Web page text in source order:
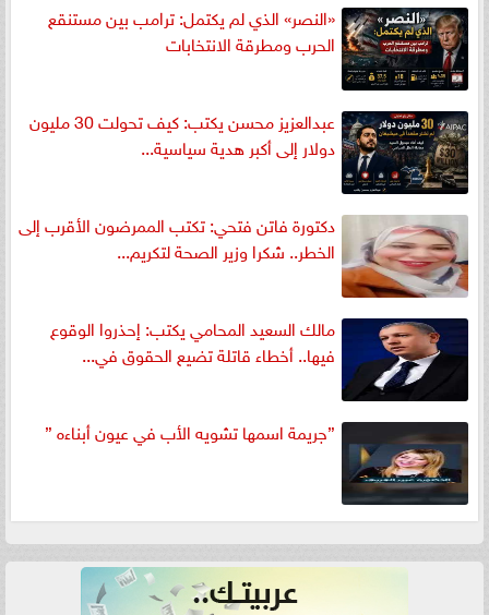
«النصر» الذي لم يكتمل: ترامب بين مستنقع
الحرب ومطرقة الانتخابات
عبدالعزيز محسن يكتب: كيف تحولت 30 مليون
دولار إلى أكبر هدية سياسية...
دكتورة فاتن فتحي: تكتب الممرضون الأقرب إلى
الخطر.. شكرا وزير الصحة لتكريم...
مالك السعيد المحامي يكتب: إحذروا الوقوع
فيها.. أخطاء قاتلة تضيع الحقوق في...
”جريمة اسمها تشويه الأب في عيون أبناءه ”